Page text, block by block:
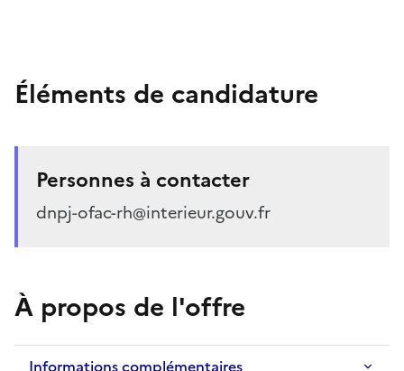
Éléments de candidature
Personnes à contacter
dnpj-ofac-rh@interieur.gouv.fr
À propos de l'offre
Informations complémentaires